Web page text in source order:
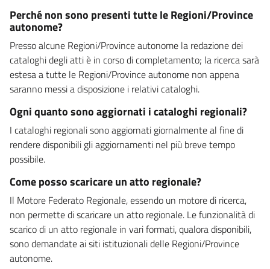
Perché non sono presenti tutte le Regioni/Province
autonome?
Presso alcune Regioni/Province autonome la redazione dei
cataloghi degli atti è in corso di completamento; la ricerca sarà
estesa a tutte le Regioni/Province autonome non appena
saranno messi a disposizione i relativi cataloghi.
Ogni quanto sono aggiornati i cataloghi regionali?
I cataloghi regionali sono aggiornati giornalmente al fine di
rendere disponibili gli aggiornamenti nel più breve tempo
possibile.
Come posso scaricare un atto regionale?
Il Motore Federato Regionale, essendo un motore di ricerca,
non permette di scaricare un atto regionale. Le funzionalità di
scarico di un atto regionale in vari formati, qualora disponibili,
sono demandate ai siti istituzionali delle Regioni/Province
autonome.